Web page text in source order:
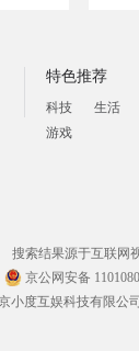
特色推荐
科技
生活
游戏
搜索结果源于互联网
京公网安备
小度互娱科技有限公